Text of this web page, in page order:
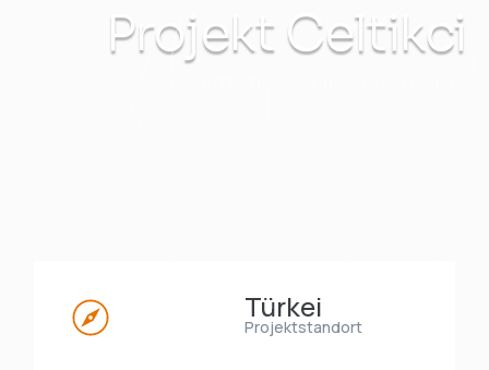
Projekt Celtikci
Türkei
Projektstandort